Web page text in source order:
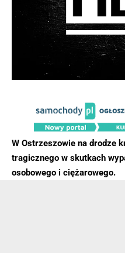
W Ostrzeszowie na drodze
tragicznego w skutkach
osobowego i ciężarowego.